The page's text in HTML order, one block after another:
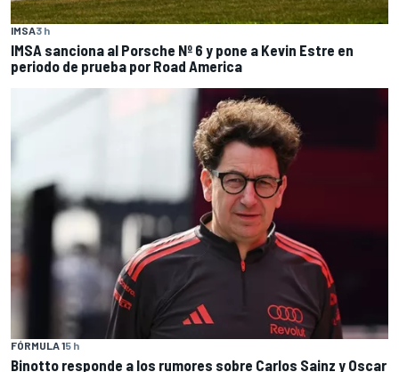
IMSA3 h
IMSA sanciona al Porsche Nº 6 y pone a Kevin Estre en
periodo de prueba por Road America
FÓRMULA 15 h
Binotto responde a los rumores sobre Carlos Sainz y Oscar